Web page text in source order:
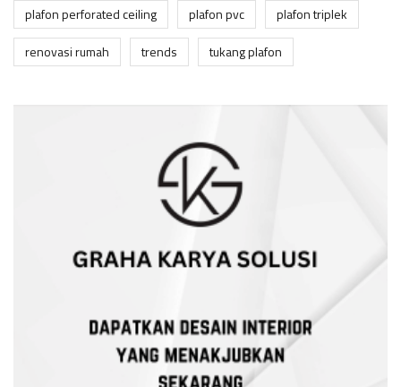
plafon perforated ceiling
plafon pvc
plafon triplek
renovasi rumah
trends tukang plafon